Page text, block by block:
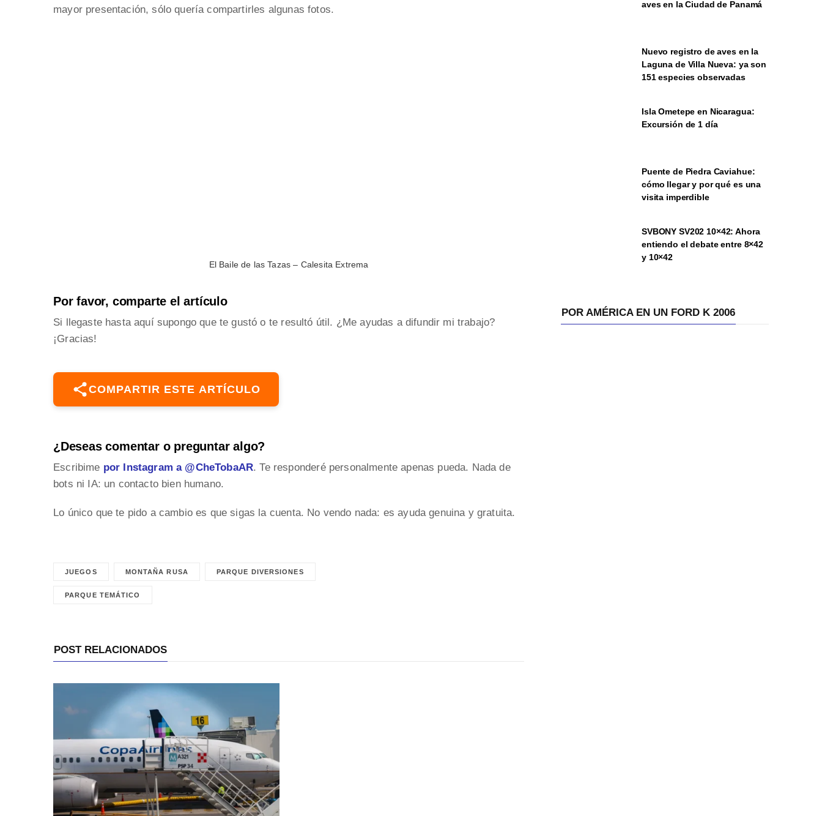
mayor presentación, sólo quería compartirles algunas fotos.
El Baile de las Tazas – Calesita Extrema
Por favor, comparte el artículo
Si llegaste hasta aquí supongo que te gustó o te resultó útil. ¿Me ayudas a difundir mi trabajo?
¡Gracias!
COMPARTIR ESTE ARTÍCULO
¿Deseas comentar o preguntar algo?
Escribime por Instagram a @CheTobaAR. Te responderé personalmente apenas pueda. Nada de
bots ni IA: un contacto bien humano.
Lo único que te pido a cambio es que sigas la cuenta. No vendo nada: es ayuda genuina y gratuita.
JUEGOS MONTAÑA RUSA PARQUE DIVERSIONES
PARQUE TEMÁTICO
POST RELACIONADOS
aves en la Ciudad de Panamá
Nuevo registro de aves en la
Laguna de Villa Nueva: ya son
151 especies observadas
Isla Ometepe en Nicaragua:
Excursión de 1 día
Puente de Piedra Caviahue:
cómo llegar y por qué es una
visita imperdible
SVBONY SV202 10×42: Ahora
entiendo el debate entre 8×42
y 10×42
POR AMÉRICA EN UN FORD K 2006